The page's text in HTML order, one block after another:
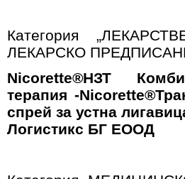
Категория
ЛЕКАРСКО
Nicorette®НЗТ
терапия -Nicorette®
спрей за устна
Логистикс БГ ЕООД